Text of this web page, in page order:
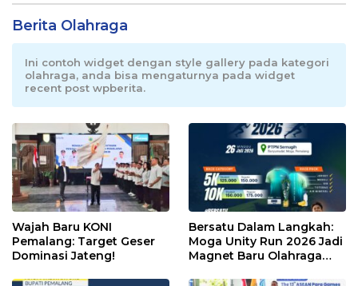
Berita Olahraga
Ini contoh widget dengan style gallery pada kategori
olahraga, anda bisa mengaturnya pada widget
recent post wpberita.
Wajah Baru KONI
Pemalang: Target Geser
Dominasi Jateng!
Bersatu Dalam Langkah:
Moga Unity Run 2026 Jadi
Magnet Baru Olahraga